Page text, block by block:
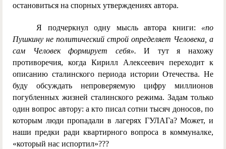
остановиться на спорных утверждениях автора.
Я подчеркнул одну мысль автора книги: «по
Пушкину не политический строй определяет Человека, а
сам Человек формирует себя». И тут я нахожу
противоречия, когда Кирилл Алексеевич переходит к
описанию сталинского периода истории Отечества. Не
буду обсуждать непроверяемую цифру миллионов
погубленных жизней сталинского режима. Задам только
один вопрос автору: а кто писал сотни тысяч доносов, по
которым люди пропадали в лагерях ГУЛАГа? Может, и
наши предки ради квартирного вопроса в коммуналке,
«который нас испортил»???